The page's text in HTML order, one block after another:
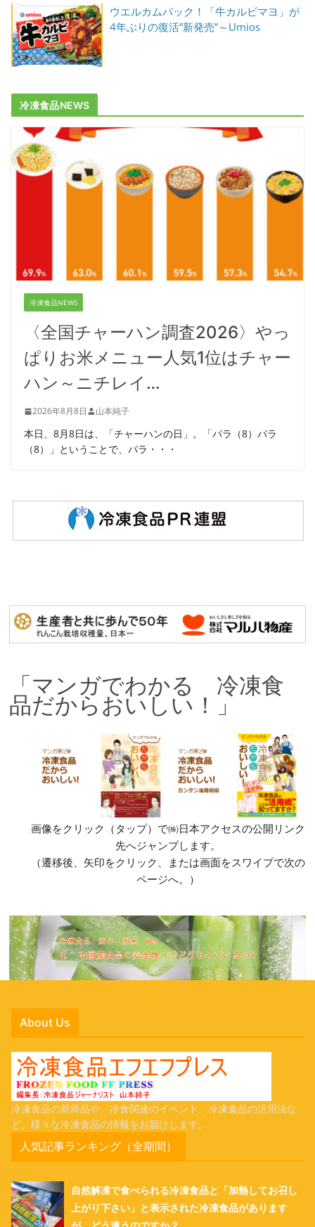
ウエルカムバック！「牛カルビマヨ」が
4年ぶりの復活”新発売”～Umios
冷凍食品NEWS
冷凍食品NEWS
〈全国チャーハン調査2026〉やっ
ぱりお米メニュー人気1位はチャー
ハン～ニチレイ…
2026年8月8日 山本純子
本日、8月8日は、「チャーハンの日」。「パラ（8）パラ
（8）」ということで、パラ・・・
「マンガでわかる 冷凍食
品だからおいしい！」
画像をクリック（タップ）で㈱日本アクセスの公開リンク
先へジャンプします。
（遷移後、矢印をクリック、または画面をスワイプで次の
ページへ。）
About Us
冷凍食品の新商品や、冷食関連のイベント、冷凍食品の活用法な
ど、様々な冷凍食品の情報をお届けします。
人気記事ランキング（全期間）
自然解凍で食べられる冷凍食品と「加熱してお召し
上がり下さい」と表示された冷凍食品があります